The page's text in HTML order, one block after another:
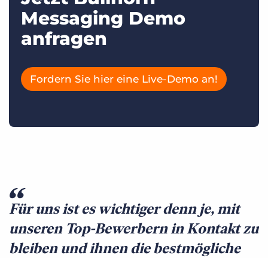
Messaging Demo
anfragen
Fordern Sie hier eine Live-Demo an!
Für uns ist es wichtiger denn je, mit
unseren Top-Bewerbern in Kontakt zu
bleiben und ihnen die bestmögliche